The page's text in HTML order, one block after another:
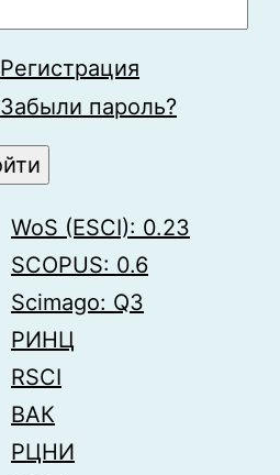
Регистрация
Забыли пароль?
WoS (ESCI): 0.23
SCOPUS: 0.6
Scimago: Q3
РИНЦ
RSCI
ВАК
РЦНИ